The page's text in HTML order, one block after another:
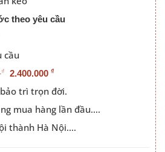
theo yêu cầu
cầu
₫ 2.400.000 ₫
trì trọn đời.
mua hàng lần đầu….
thành Hà Nội….